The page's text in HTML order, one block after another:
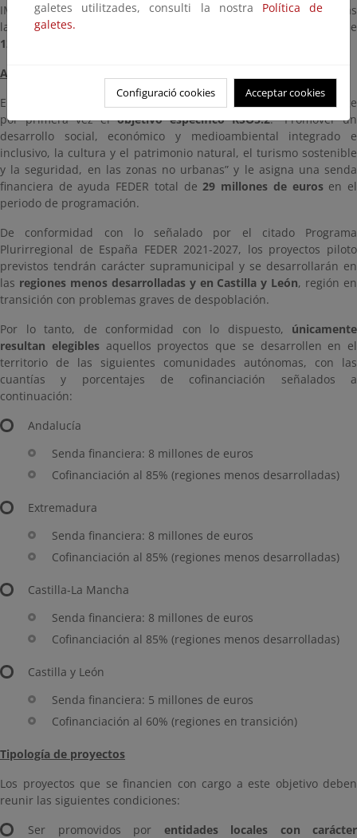
IMPORTANTE. Plazo prorrogado hasta el 28 de marzo de 2025
tras
la última actualización del borrador de convocatoria con fecha de
12 de marzo de 2025
Antecedentes
El
Programa Plurirregional de España FEDER 2021-2027
recoge
por primera vez elobjetivo específico RSO5.2. “Promover un
desarrollo social, económico y medioambiental integrado e
inclusivo, la cultura y el patrimonio natural, el turismo sostenible
y la seguridad, en las zonas no urbanas” y le asigna una senda
financiera de ayuda FEDER total de 29 millones de eurosen el
periodo de programación.
De conformidad con lo señalado por el citado Programa
Plurirregional de España FEDER 2021-2027, los proyectos piloto
previstos tendrán carácter supramunicipal y se desarrollarán en
las regiones menos desarrolladas y en Castilla y León, región en
transición con problemas graves de despoblación.
Por lo tanto, de conformidad con lo dispuesto, únicamente
resultan elegiblesaquellos proyectos que se desarrollen en el
territorio de las siguientes comunidades autónomas, con las
cuantías y porcentajes de cofinanciación señalados a
continuación:
Andalucía
Senda financiera: 8 millones de euros
Cofinanciación al 85% (regiones menos desarrolladas)
Extremadura
Senda financiera: 8 millones de euros
Cofinanciación al 85% (regiones menos desarrolladas)
Castilla-La Mancha
Senda financiera: 8 millones de euros
Cofinanciación al 85% (regiones menos desarrolladas)
Castilla y León
Senda financiera: 5 millones de euros
Cofinanciación al 60% (regiones en transición)
Tipología de proyectos
Los proyectos que se financien con cargo a este objetivo deben
reunir las siguientes condiciones:
Ser promovidos por entidades locales con carácter
galetes utilitzades, consulti la nostra Política de
galetes.
Configuració cookies Acceptar cookies